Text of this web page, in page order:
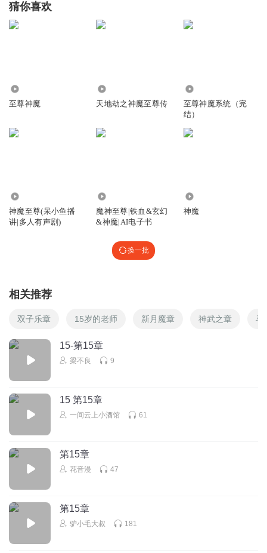
猜你喜欢
至尊神魔 天地劫之神魔至尊传
至尊神魔系统（完
结）
神魔至尊(呆小鱼播
讲|多人有声剧)
魔神至尊|铁血&玄幻
&神魔|AI电子书
神魔
换一批
相关推荐
双子乐章 15岁的老师 新月魔章 神武之章 斗
15-第15章
梁不良 9
15 第15章
一间云上小酒馆 61
第15章
花音漫 47
第15章
驴小毛大叔 181